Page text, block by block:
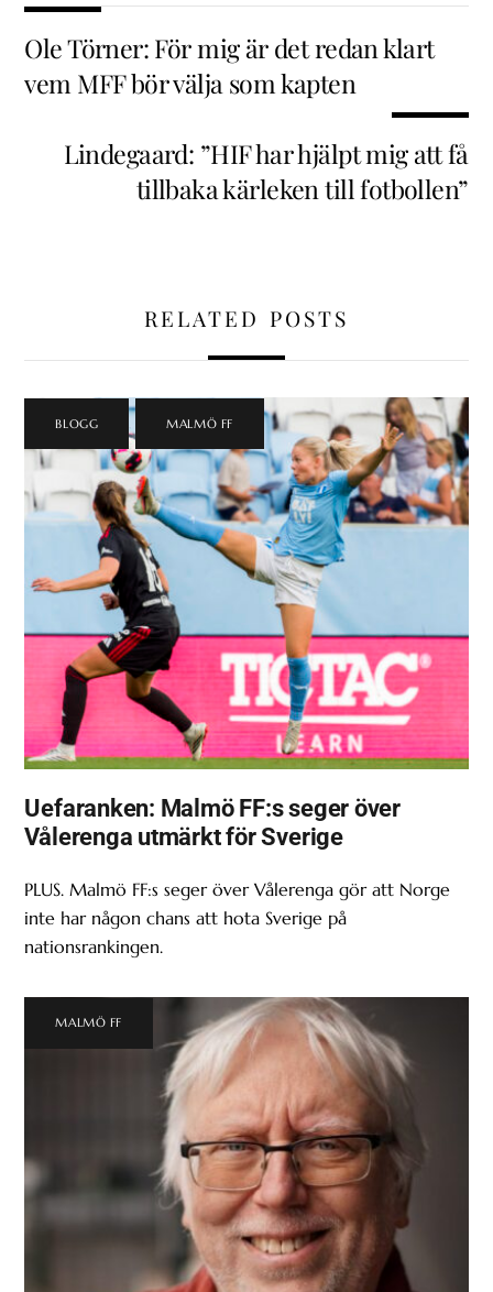
Ole Törner: För mig är det redan klart
vem MFF bör välja som kapten
Lindegaard: ”HIF har hjälpt mig att få
tillbaka kärleken till fotbollen”
RELATED POSTS
BLOGG MALMÖ FF
Uefaranken: Malmö FF:s seger över
Vålerenga utmärkt för Sverige
PLUS. Malmö FF:s seger över Vålerenga gör att Norge
inte har någon chans att hota Sverige på
nationsrankingen.
MALMÖ FF